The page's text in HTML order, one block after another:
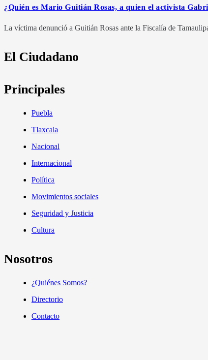
¿Quién es Mario Guitián Rosas, a quien el activista
La víctima denunció a Guitián Rosas ante la Fiscalía de
El Ciudadano
Principales
Puebla
Tlaxcala
Nacional
Internacional
Política
Movimientos sociales
Seguridad y Justicia
Cultura
Nosotros
¿Quiénes Somos?
Directorio
Contacto